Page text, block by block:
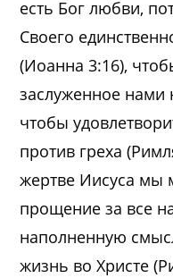
есть Бог любви,
Своего
(Иоанна 3:16),
заслуженное нами
чтобы
против греха
жертве Иисуса мы
прощение за все
наполненную
жизнь во Христе